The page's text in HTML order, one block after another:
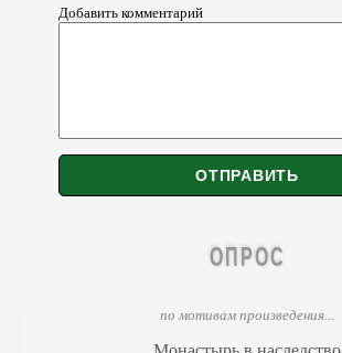
Добавить комментарий
ОПРОС
по мотивам произведения...